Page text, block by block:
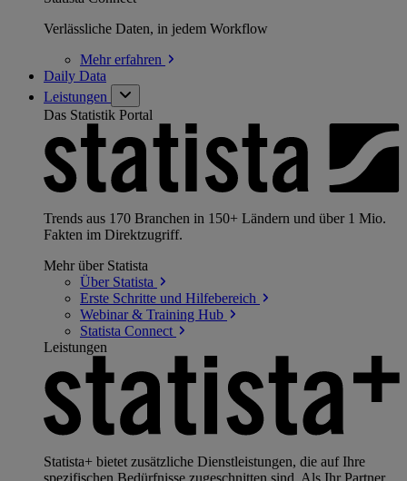
Verlässliche Daten, in jedem Workflow
Mehrerfahren
Daily Data
Leistungen
Das Statistik Portal
Trends aus 170 Branchen in 150+ Ländern und über 1 Mio.
Fakten im Direktzugriff.
Mehr über Statista
Über Statista
Erste Schritte und Hilfebereich
Webinar & Training Hub
Statista Connect
Leistungen
Statista+ bietet zusätzliche Dienstleistungen, die auf Ihre
spezifischen Bedürfnisse zugeschnitten sind. Als Ihr Partner